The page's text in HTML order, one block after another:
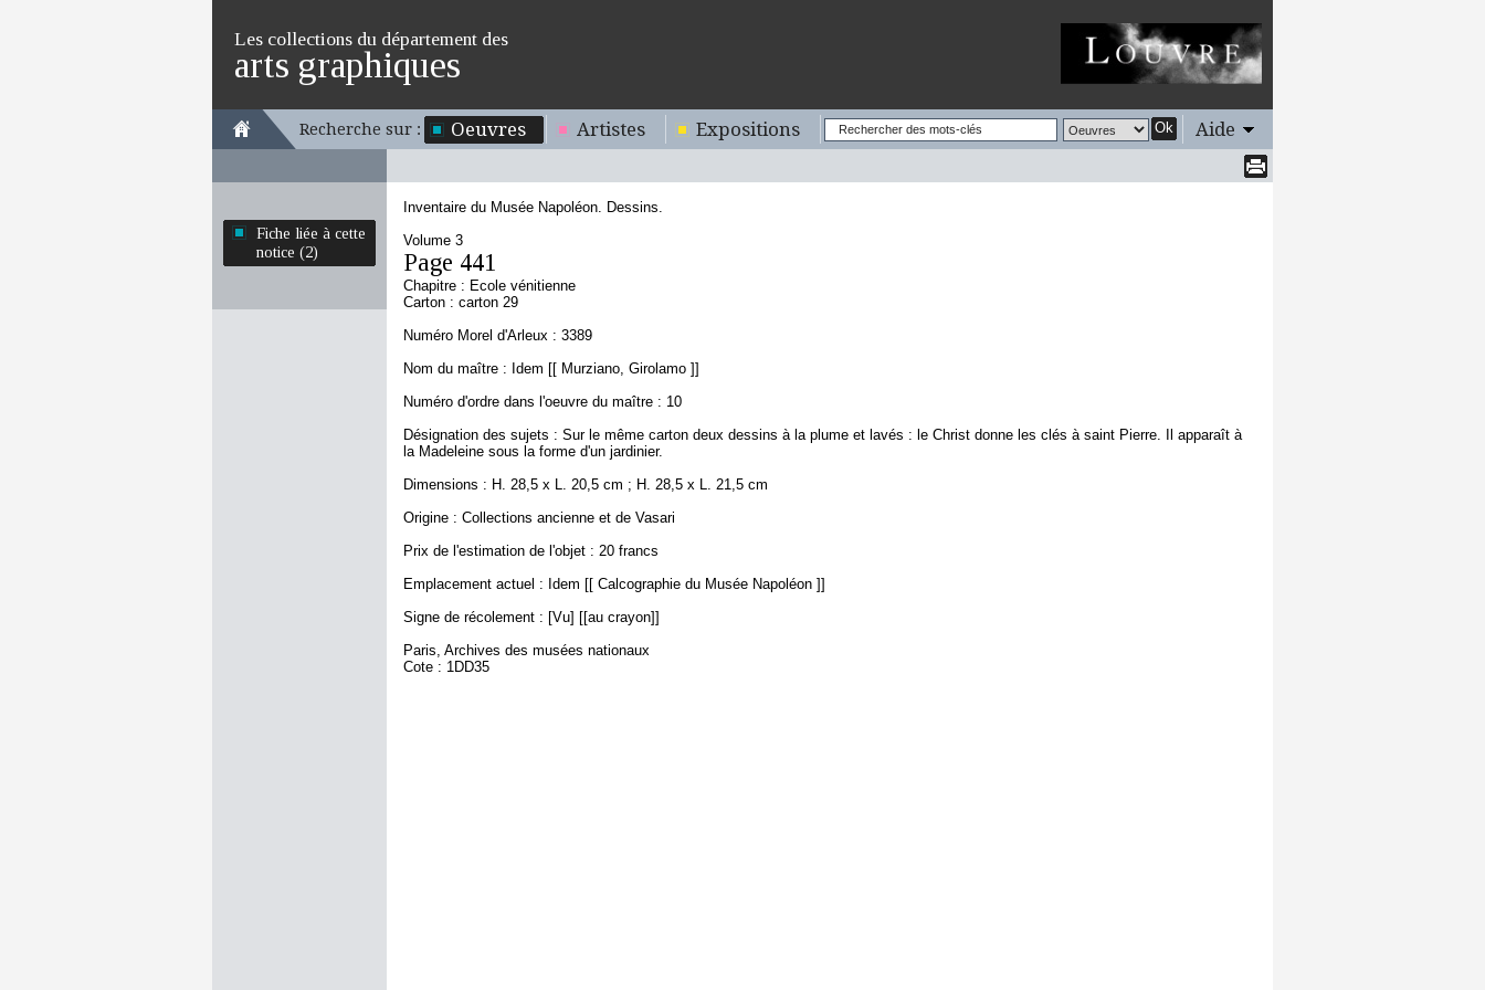
Les collections du département des
arts graphiques
Recherche sur : Oeuvres Artistes Expositions Ok Aide
Fiche liée à cette
notice (2)
Inventaire du Musée Napoléon. Dessins.
Volume 3
Page 441
Chapitre : Ecole vénitienne
Carton : carton 29
Numéro Morel d'Arleux : 3389
Nom du maître : Idem [[ Murziano, Girolamo ]]
Numéro d'ordre dans l'oeuvre du maître : 10
Désignation des sujets : Sur le même carton deux dessins à la plume et lavés : le Christ donne les clés à saint Pierre. Il apparaît à
la Madeleine sous la forme d'un jardinier.
Dimensions : H. 28,5 x L. 20,5 cm ; H. 28,5 x L. 21,5 cm
Origine : Collections ancienne et de Vasari
Prix de l'estimation de l'objet : 20 francs
Emplacement actuel : Idem [[ Calcographie du Musée Napoléon ]]
Signe de récolement : [Vu] [[au crayon]]
Paris, Archives des musées nationaux
Cote : 1DD35